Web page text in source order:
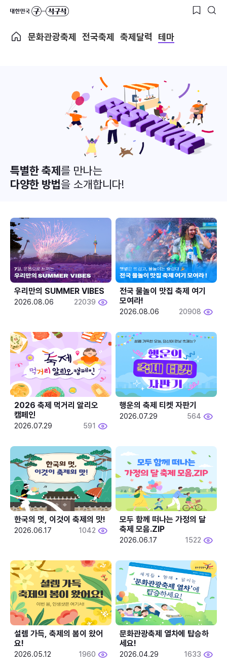
문화관광축제 전국축제 축제달력 테마
특별한 축제를 만나는
다양한 방법을 소개합니다!
우리만의 SUMMER VIBES
2026.08.06 22039
전국 물놀이 맛집 축제 여기
모여라!
2026.08.06 20908
2026 축제 먹거리 알리오
캠페인
2026.07.29 591
행운의 축제 티켓 자판기
2026.07.29 564
한국의 멋, 이것이 축제의 맛!
2026.06.17 1042
모두 함께 떠나는 가정의 달
축제 모음.ZIP
2026.06.17 1522
설렘 가득, 축제의 봄이 왔어
요!
2026.05.12 1960
문화관광축제 열차에 탑승하
세요!
2026.04.29 1633